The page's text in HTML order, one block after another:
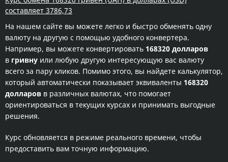
составляет 3786,73
На нашем сайте вы можете легко и быстро обменять одну
валюту на другую с помощью удобного конвертера.
Например, вы можете конвертировать 168320 долларов
в гривну или любую другую интересующую вас валюту
всего за пару кликов. Помимо этого, вы найдете калькулятор,
который автоматически показывает эквиваленты 168320
долларов в различных валютах, что помогает
ориентироваться в текущих курсах и принимать выгодные
решения.
Курс обновляется в режиме реального времени, чтобы
предоставить вам точную информацию.